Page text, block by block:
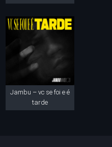
Jambu – vc se foi e é
tarde